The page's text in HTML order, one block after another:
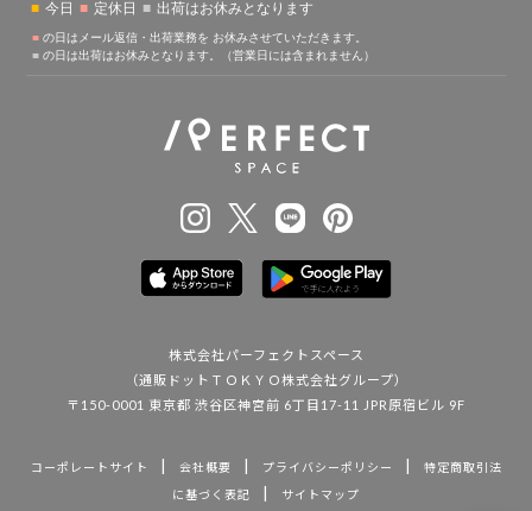
株式会社パーフェクトスペース
（通販ドットＴＯＫＹＯ株式会社グループ）
〒150-0001 東京都 渋谷区神宮前 6丁目17-11 JPR原宿ビル 9F
コーポレートサイト | 会社概要 | プライバシーポリシー |
特定商取引法
に基づく表記
| サイトマップ